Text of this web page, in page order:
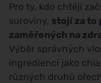
Pro ty, kdo chtějí
suroviny, stojí za to
zaměřených na
Výběr správných
ingrediencí jako
různých druhů